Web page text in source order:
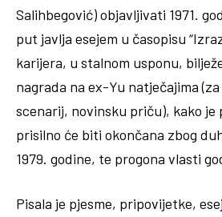
Salihbegović) objavljivati 1971.
put javlja esejem u časopisu
karijera, u stalnom usponu,
nagrada na ex-Yu natječajima
scenarij, novinsku priču), kako je
prisilno će biti okončana zbog
1979. godine, te progona vlasti
Pisala je pjesme, pripovijetke,